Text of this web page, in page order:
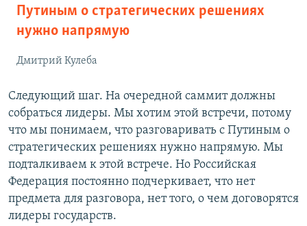
Путиным о стратегических решениях
нужно напрямую
Дмитрий Кулеба
Следующий шаг. На очередной саммит должны
собраться лидеры. Мы хотим этой встречи, потому
что мы понимаем, что разговаривать с Путиным о
стратегических решениях нужно напрямую. Мы
подталкиваем к этой встрече. Но Российская
Федерация постоянно подчеркивает, что нет
предмета для разговора, нет того, о чем договорятся
лидеры государств.